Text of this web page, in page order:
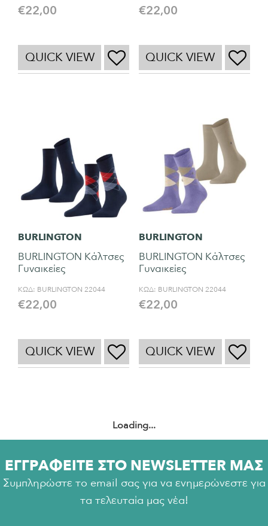
€22,00
QUICK VIEW
€22,00
QUICK VIEW
BURLINGTON
BURLINGTON Κάλτσες
Γυναικείες
ΚΩΔ: BURLINGTON 22044
€22,00
QUICK VIEW
BURLINGTON
BURLINGTON Κάλτσες
Γυναικείες
ΚΩΔ: BURLINGTON 22044
€22,00
QUICK VIEW
Loading...
ΕΓΓΡΑΦΕΙΤΕ ΣΤΟ NEWSLETTER ΜΑΣ
Συμπληρώστε το email σας για να ενημερώνεστε για
τα τελευταία μας νέα!